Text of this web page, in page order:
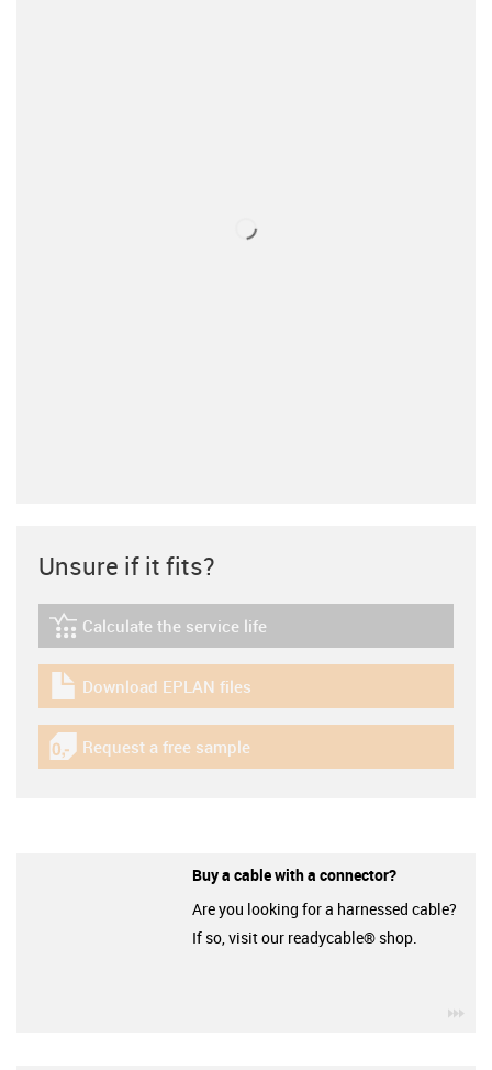
Unsure if it fits?
igus-icon-lebensdauerrechner
Calculate the service life
igus-icon-download-plan
Download EPLAN files
igus-icon-gratismuster
Request a free sample
Buy a cable with a connector?
Are you looking for a harnessed cable?
If so, visit our readycable® shop.